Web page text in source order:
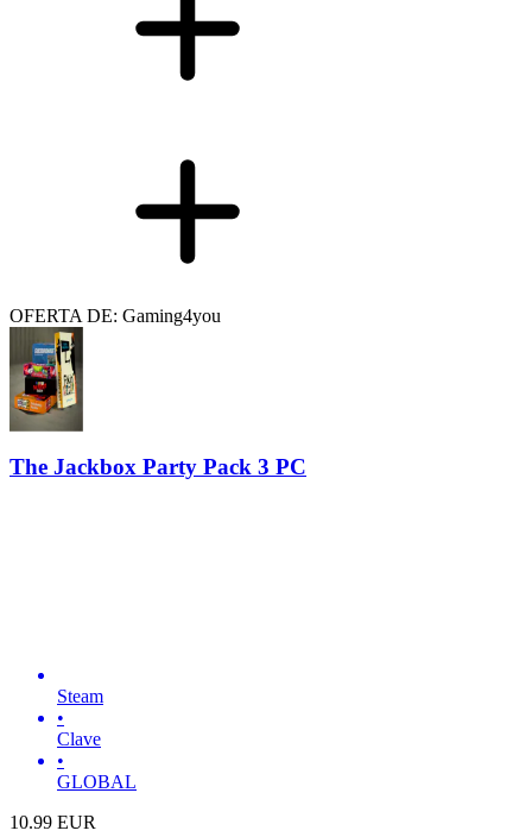
OFERTA DE: Gaming4you
The Jackbox Party Pack 3 PC
Steam
•
Clave
•
GLOBAL
10.99 EUR